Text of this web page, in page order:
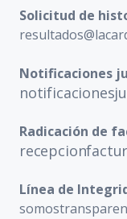
Solicitud de
Notificaciones
Radicación de
Línea de